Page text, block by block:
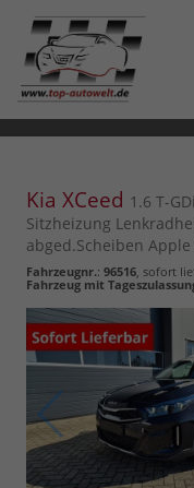
Kia XCeed 1.6 T-
Sitzheizung
abged.Scheiben
Fahrzeugnr.: 96516 sofort
Fahrzeug mit